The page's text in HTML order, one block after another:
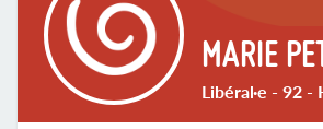
MARIE
Libéral·e - 92 -